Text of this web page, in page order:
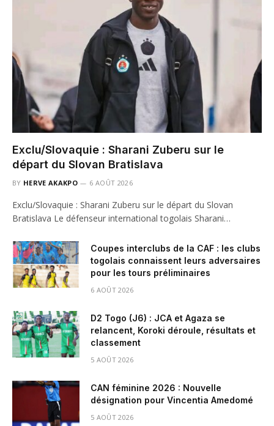
Exclu/Slovaquie : Sharani Zuberu sur le
départ du Slovan Bratislava
BY HERVE AKAKPO 6 AOÛT 2026
Exclu/Slovaquie : Sharani Zuberu sur le départ du Slovan
Bratislava Le défenseur international togolais Sharani…
Coupes interclubs de la CAF : les clubs
togolais connaissent leurs adversaires
pour les tours préliminaires
6 AOÛT 2026
D2 Togo (J6) : JCA et Agaza se
relancent, Koroki déroule, résultats et
classement
5 AOÛT 2026
CAN féminine 2026 : Nouvelle
désignation pour Vincentia Amedomé
5 AOÛT 2026